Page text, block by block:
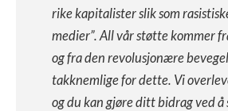
rike kapitalister slik som
medier”. All vår støtte kommer
og fra den revolusjonære
takknemlige for dette. Vi
og du kan gjøre ditt bidrag ved å